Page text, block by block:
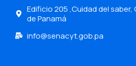
Edificio 205 ,Cuidad del
de Panamá
info@senacyt.gob.pa